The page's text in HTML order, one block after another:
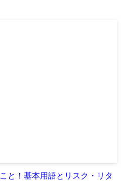
と！基本用語とリスク・リタ